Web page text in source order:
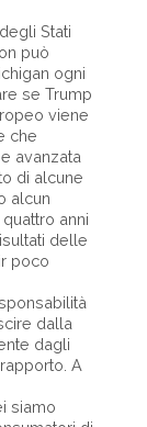
Stati
può
ogni
se Trump
viene
che
avanzata
di alcune
alcun
anni
delle
poco
dalla
dagli
A
siamo